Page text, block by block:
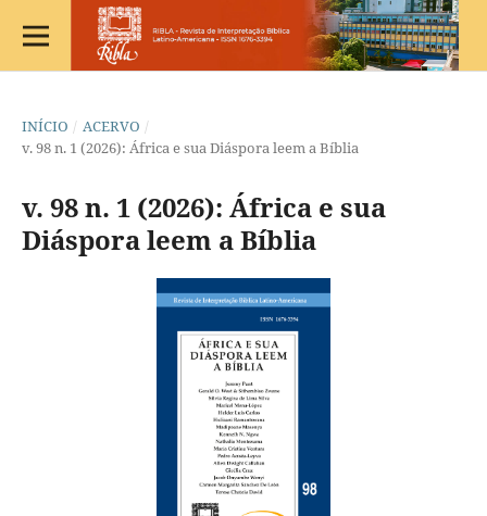
INÍCIO / ACERVO /
v. 98 n. 1 (2026): África e sua Diáspora leem a Bíblia
v. 98 n. 1 (2026): África e sua
Diáspora leem a Bíblia